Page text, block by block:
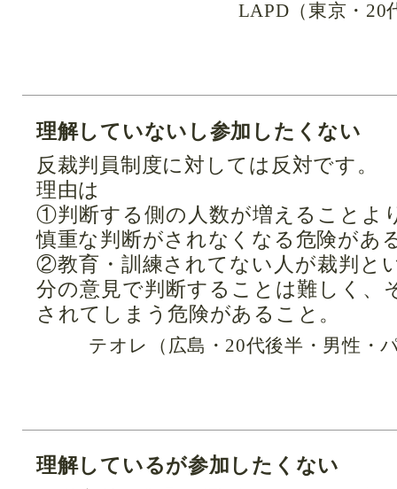
LAPD（東京・20
理解していないし参加したくない
反裁判員制度に対しては反対です。
理由は
①判断する側の人数が増えることよ
慎重な判断がされなくなる危険があ
②教育・訓練されてない人が裁判と
分の意見で判断することは難しく、
されてしまう危険があること。
テオレ（広島・20代後半・男性・
理解しているが参加したくない